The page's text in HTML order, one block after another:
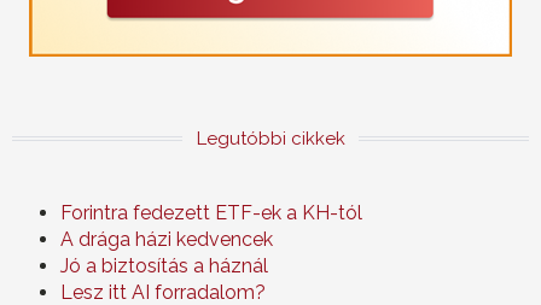
Legutóbbi cikkek
Forintra fedezett ETF-ek a KH-tól
A drága házi kedvencek
Jó a biztosítás a háznál
Lesz itt AI forradalom?